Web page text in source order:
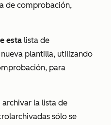
de comprobación,
esta lista de
nueva plantilla, utilizando
, para
archivar la lista de
archivadas sólo se